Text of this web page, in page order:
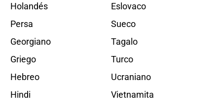
Holandés
Persa
Georgiano
Griego
Hebreo
Hindi
Eslovaco
Sueco
Tagalo
Turco
Ucraniano
Vietnamita